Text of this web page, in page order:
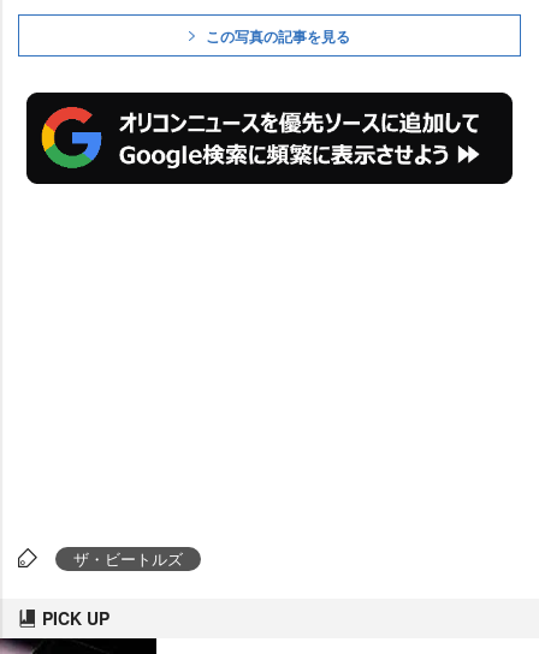
この写真の記事を見る
ザ・ビートルズ
PICK UP